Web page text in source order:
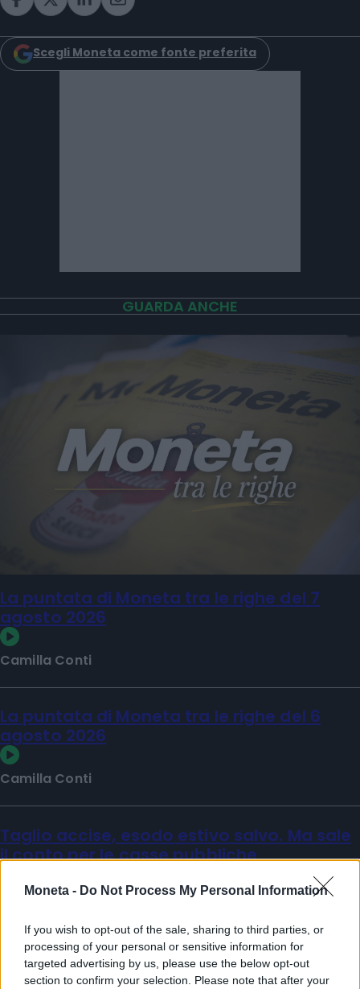
Moneta - Do Not Process My Personal Information
If you wish to opt-out of the sale, sharing to third parties, or
processing of your personal or sensitive information for
targeted advertising by us, please use the below opt-out
section to confirm your selection. Please note that after your
Scegli Moneta come fonte preferita
GUARDA ANCHE
La puntata di Moneta tra le righe del 7
agosto 2026
Camilla Conti
La puntata di Moneta tra le righe del 6
agosto 2026
Camilla Conti
Taglio accise, esodo estivo salvo. Ma sale
il conto per le casse pubbliche
Matilde Sperlinga
Sfoglia Moneta
PIÙ VIDEO